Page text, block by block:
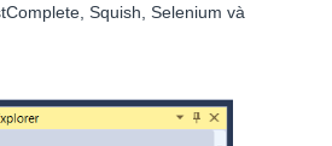
Squish, Selenium và